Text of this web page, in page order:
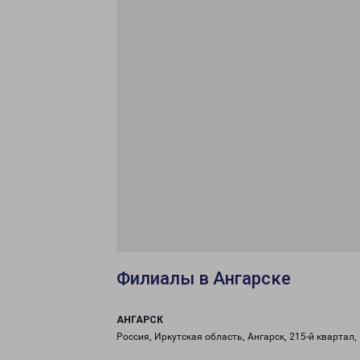
Филиалы в Ангарске
АНГАРСК
Россия, Иркутская область, Ангарск, 215-й квартал,